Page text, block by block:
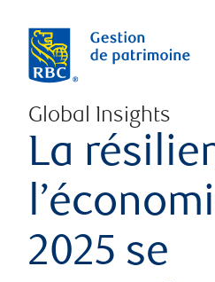
Global Insights
La
2025 se